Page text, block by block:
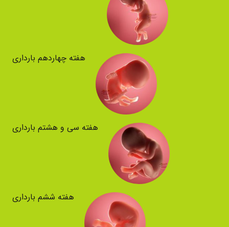
هفته چهاردهم بارداری
هفته سی و هشتم بارداری
هفته ششم بارداری